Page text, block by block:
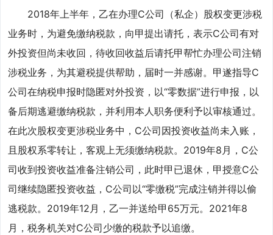
2018年上半年，乙在办理C公司（私企）股权变更涉税
业务时，为避免缴纳税款，向甲提出请托，表示C公司有对
外投资但尚未收回，待收回收益后请托甲帮忙办理公司注销
涉税业务，为其避税提供帮助，届时一并感谢。甲遂指导C
公司在纳税申报时隐匿对外投资，以“零数据”进行申报，以
备后期逃避缴纳税款，并利用本人职务便利予以审核通过。
在此次股权变更涉税业务中，C公司因投资收益尚未入账，
且股权系零转让，客观上无须缴纳税款。2019年8月，C公
司收到投资收益准备注销公司，此时甲已退休，甲授意C公
司继续隐匿投资收益，C公司以“零缴税”完成注销并得以偷
逃税款。2019年12月，乙一并送给甲65万元。2021年8
月，税务机关对C公司少缴的税款予以追缴。